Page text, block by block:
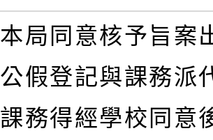
本局同意核予旨案
公假登記與課務派
課務得經學校同意